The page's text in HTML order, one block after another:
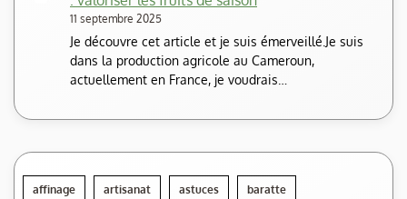
11 septembre 2025
Je découvre cet article et je suis émerveillé.Je suis
dans la production agricole au Cameroun,
actuellement en France, je voudrais…
affinage artisanat astuces baratte